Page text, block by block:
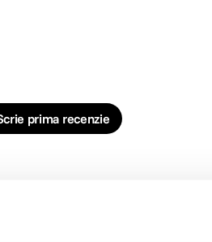
prima recenzie